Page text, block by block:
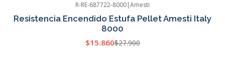
-43%
OFF
R-RE-687722-8000|Amesti
Resistencia Encendido Estufa Pellet Amesti Italy
8000
$15.860$27.900